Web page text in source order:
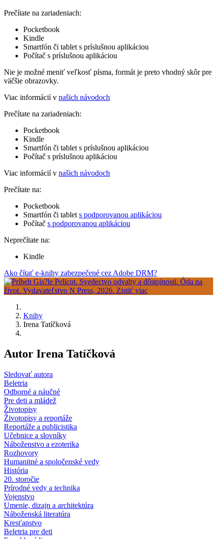
Prečítate na zariadeniach:
Pocketbook
Kindle
Smartfón či tablet s príslušnou aplikáciou
Počítač s príslušnou aplikáciou
Nie je možné meniť veľkosť písma, formát je preto vhodný skôr pre
väčšie obrazovky.
Viac informácií v našich návodoch
Prečítate na zariadeniach:
Pocketbook
Kindle
Smartfón či tablet s príslušnou aplikáciou
Počítač s príslušnou aplikáciou
Viac informácií v našich návodoch
Prečítate na:
Pocketbook
Smartfón či tablet s podporovanou aplikáciou
Počítač s podporovanou aplikáciou
Neprečítate na:
Kindle
Ako čítať e-knihy zabezpečené cez Adobe DRM?
Knihy
Irena Tatíčková
Autor Irena Tatíčková
Sledovať autora
Beletria
Odborné a náučné
Pre deti a mládež
Životopisy
Životopisy a reportáže
Reportáže a publicistika
Učebnice a slovníky
Náboženstvo a ezoterika
Rozhovory
Humanitné a spoločenské vedy
História
20. storočie
Prírodné vedy a technika
Vojenstvo
Umenie, dizajn a architektúra
Náboženská literatúra
Kresťanstvo
Beletria pre deti